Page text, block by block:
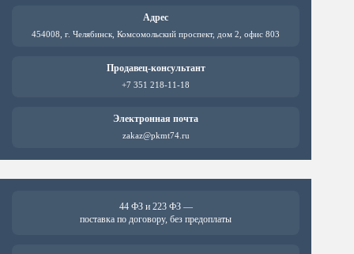
Адрес
454008, г. Челябинск, Комсомольский проспект, дом 2, офис 803
Продавец-консультант
+7 351 218-11-18
Электронная почта
zakaz@pkmt74.ru
44 ФЗ и 223 ФЗ —
поставка по договору, без предоплаты